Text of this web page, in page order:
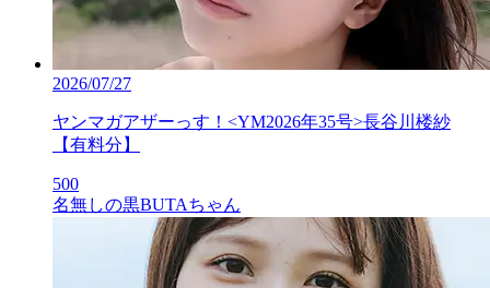
2026/07/27
ヤンマガアザーっす！<YM2026年35号>長谷川楼紗
【有料分】
500
名無しの黒BUTAちゃん